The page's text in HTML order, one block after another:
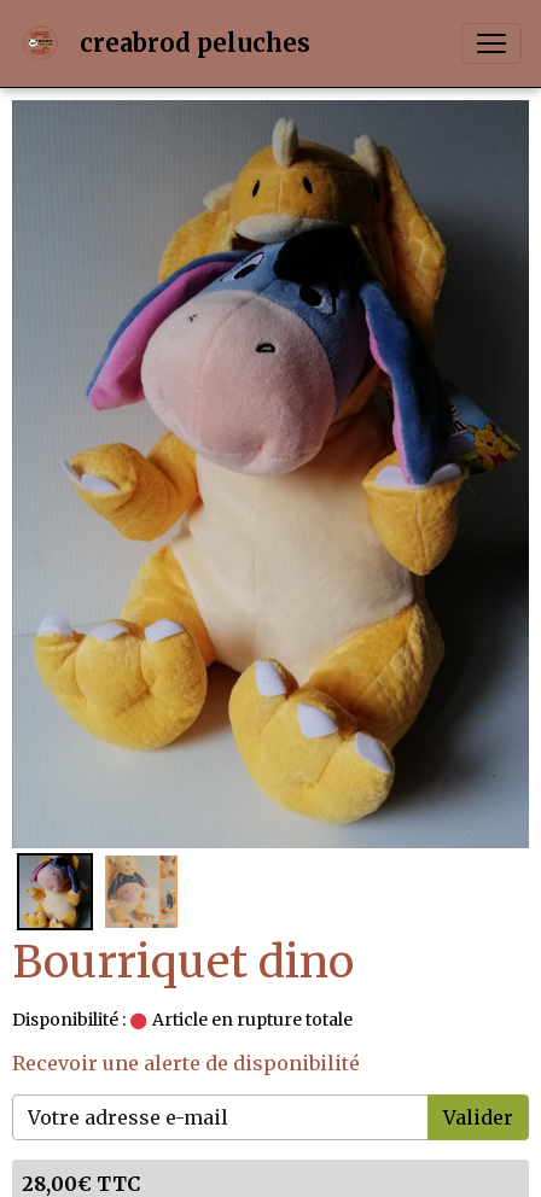
creabrod peluches
Bourriquet dino
Disponibilité : Article en rupture totale
Recevoir une alerte de disponibilité
Valider
28,00€ TTC